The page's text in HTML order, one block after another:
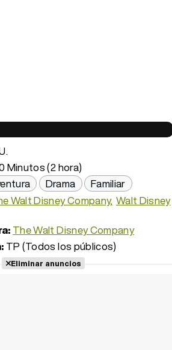
Minutos (2 hora)
Drama
Familiar
Walt Disney Company Walt Disney
The Walt Disney Company
TP (Todos los públicos)
Eliminar anuncios